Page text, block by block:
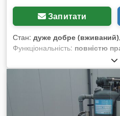
Запитати
Стан: дуже добре (вживаний)
Функціональність: повністю
компресор ATLAS COPCO
охолоджувачем, після повного
Dwedpfx Aaezna U Ij Esa
продуктивність 14,20 м³/хв;
2008; двигун CAT6.6;
повністю справний, готовий до